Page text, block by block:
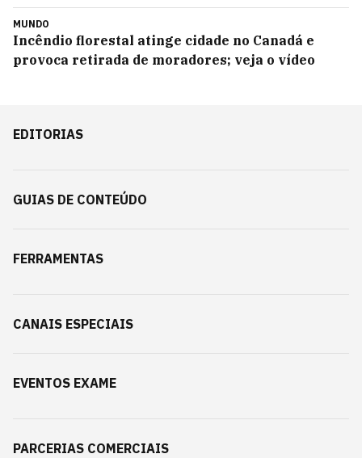
MUNDO
Incêndio florestal atinge cidade no Canadá e
provoca retirada de moradores; veja o vídeo
EDITORIAS
GUIAS DE CONTEÚDO
FERRAMENTAS
CANAIS ESPECIAIS
EVENTOS EXAME
PARCERIAS COMERCIAIS